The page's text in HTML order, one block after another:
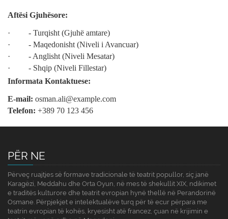
Aftësi Gjuhësore:
· - Turqisht (Gjuhë amtare)
· - Maqedonisht (Niveli i Avancuar)
· - Anglisht (Niveli Mesatar)
· - Shqip (Niveli Fillestar)
Informata Kontaktuese:
E-mail: osman.ali@example.com
Telefon: +389 70 123 456
PËR NE
Përveç ruajtjes së formave tradicionale të teatrit popullor, siç janë
Karagëzi, Meddahu dhe Orta Oyun, në mes të shekullit XIX, ndikimet
e traditës kulturore dhe teatrit evropian hynë thellë në Perandorinë
Osmane. Përpjekjet e intelektualëve turq për të ecur përpara me
teatrin evropian të kohës, kryesisht atë francez, çuan në krijimin e